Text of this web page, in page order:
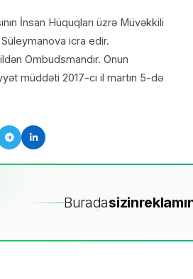
İnsan Hüquqları üzrə Müvəkkili
icra edir.
Ombudsmandır. Onun
müddəti 2017-ci il martın 5-də
Buradasizin